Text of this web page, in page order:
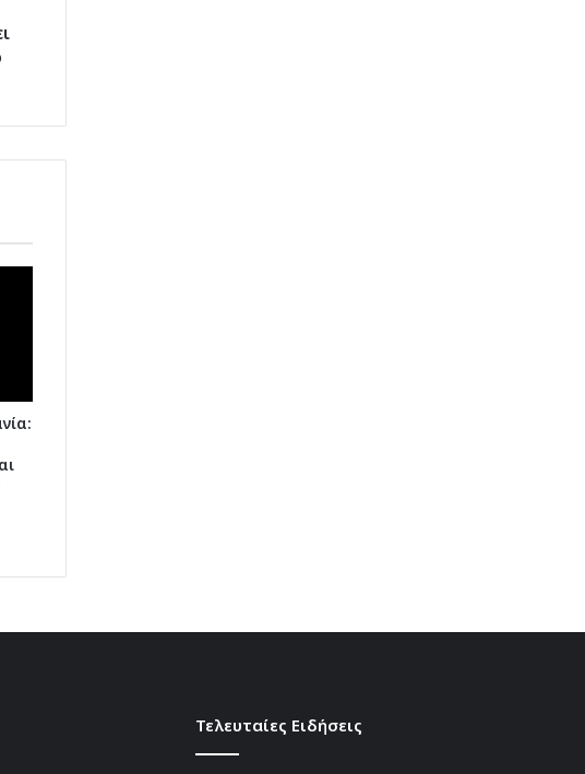
Τελευταίες Ειδήσεις